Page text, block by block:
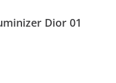
Dior 01